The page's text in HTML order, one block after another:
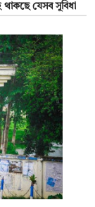
থাকছে যেসব সুবিধা